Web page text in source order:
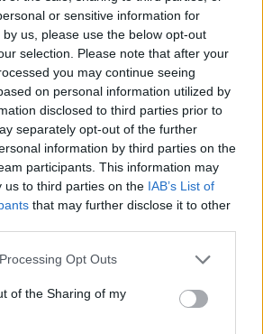
or sensitive information for
us, please use the below opt-out
selection. Please note that after your
you may continue seeing
on personal information utilized by
disclosed to third parties prior to
separately opt-out of the further
information by third parties on the
participants. This information may
us to third parties on the IAB’s List of
that may further disclose it to other
Opt Outs
of the Sharing of my
ότι οι αλλαγές στις συντάξεις
κοινοβούλιο μέχρι το τέλος του
περισσότερα→